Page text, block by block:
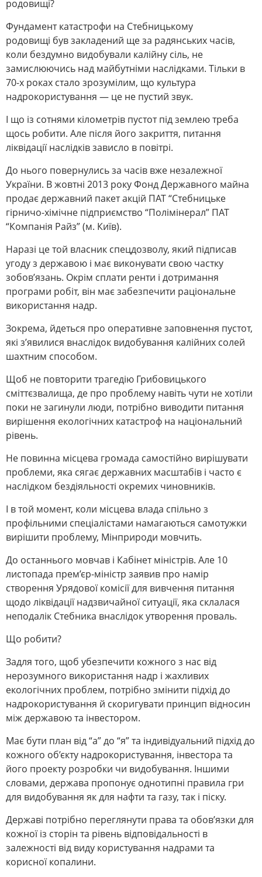
родовищі?
Фундамент катастрофи на Стебницькому
родовищі був закладений ще за радянських часів,
коли бездумно видобували калійну сіль, не
замислюючись над майбутніми наслідками. Тільки в
70-х роках стало зрозумілим, що культура
надрокористування — це не пустий звук.
І що із сотнями кілометрів пустот під землею треба
щось робити. Але після його закриття, питання
ліквідації наслідків зависло в повітрі.
До нього повернулись за часів вже незалежної
України. В жовтні 2013 року Фонд Державного майна
продає державний пакет акцій ПАТ “Стебницьке
гірничо-хімічне підприємство “Полімінерал” ПАТ
“Компанія Райз” (м. Київ).
Наразі це той власник спецдозволу, який підписав
угоду з державою і має виконувати свою частку
зобов’язань. Окрім сплати ренти і дотримання
програми робіт, він має забезпечити раціональне
використання надр.
Зокрема, йдеться про оперативне заповнення пустот,
які з’явилися внаслідок видобування калійних солей
шахтним способом.
Щоб не повторити трагедію Грибовицького
сміттєзвалища, де про проблему навіть чути не хотіли
поки не загинули люди, потрібно виводити питання
вирішення екологічних катастроф на національний
рівень.
Не повинна місцева громада самостійно вирішувати
проблеми, яка сягає державних масштабів і часто є
наслідком бездіяльності окремих чиновників.
І в той момент, коли місцева влада спільно з
профільними спеціалістами намагаються самотужки
вирішити проблему, Мінприроди мовчить.
До останнього мовчав і Кабінет міністрів. Але 10
листопада прем’єр-міністр заявив про намір
створення Урядової комісії для вивчення питання
щодо ліквідації надзвичайної ситуації, яка склалася
неподалік Стебника внаслідок утворення проваль.
Що робити?
Задля того, щоб убезпечити кожного з нас від
нерозумного використання надр і жахливих
екологічних проблем, потрібно змінити підхід до
надрокористування й скоригувати принцип відносин
між державою та інвестором.
Має бути план від “а” до “я” та індивідуальний підхід до
кожного об’єкту надрокористування, інвестора та
його проекту розробки чи видобування. Іншими
словами, держава пропонує однотипні правила гри
для видобування як для нафти та газу, так і піску.
Державі потрібно переглянути права та обов’язки для
кожної із сторін та рівень відповідальності в
залежності від виду користування надрами та
корисної копалини.